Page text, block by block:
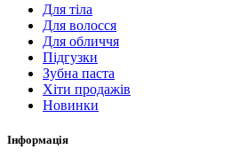
Для тіла
Для волосся
Для обличчя
Підгузки
Зубна паста
Хіти продажів
Новинки
Інформація